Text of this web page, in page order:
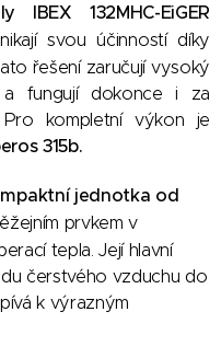
IBEX 132MHC-EiGER
svou účinností díky
řešení zaručují vysoký
fungují dokonce i za
kompletní výkon je
315b.
jednotka od
prvkem v
tepla. Její hlavní
čerstvého vzduchu do
k výrazným